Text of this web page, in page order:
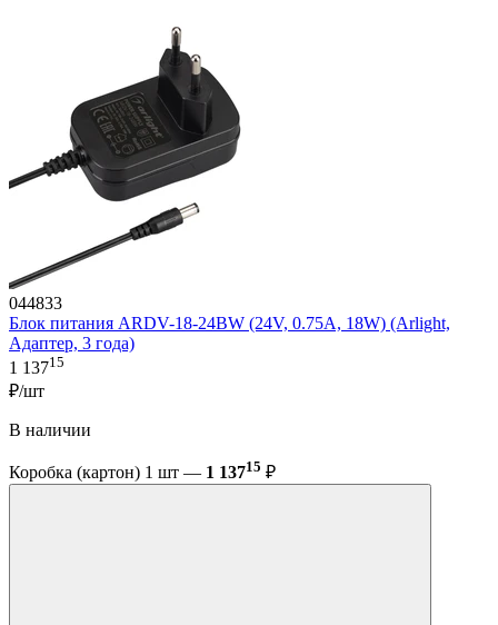
044833
Блок питания ARDV-18-24BW (24V, 0.75A, 18W) (Arlight,
Адаптер, 3 года)
1 13715
₽/шт
В наличии
Коробка (картон) 1 шт — 1 13715 ₽